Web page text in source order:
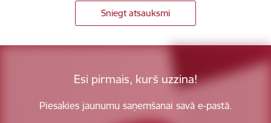
Sniegt atsauksmi
Esi pirmais, kurš uzzina!
Piesakies jaunumu saņemšanai savā e-pastā.